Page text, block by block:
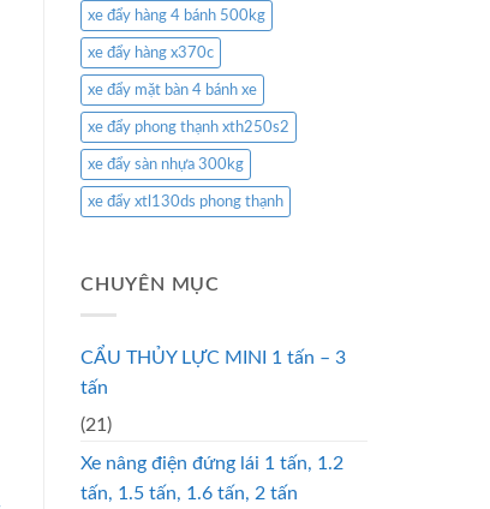
xe đẩy hàng 4 bánh 500kg
xe đẩy hàng x370c
xe đẩy mặt bàn 4 bánh xe
xe đẩy phong thạnh xth250s2
xe đẩy sàn nhựa 300kg
xe đẩy xtl130ds phong thạnh
CHUYÊN MỤC
CẨU THỦY LỰC MINI 1 tấn – 3
tấn
(21)
Xe nâng điện đứng lái 1 tấn, 1.2
tấn, 1.5 tấn, 1.6 tấn, 2 tấn